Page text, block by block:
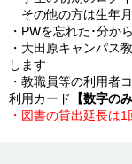
その他の方は生年月
・PWを忘れた･分か
・大田原キャンパス
します
・教職員等の利用者
利用カード
【数字のみ
・図書の貸出延長は